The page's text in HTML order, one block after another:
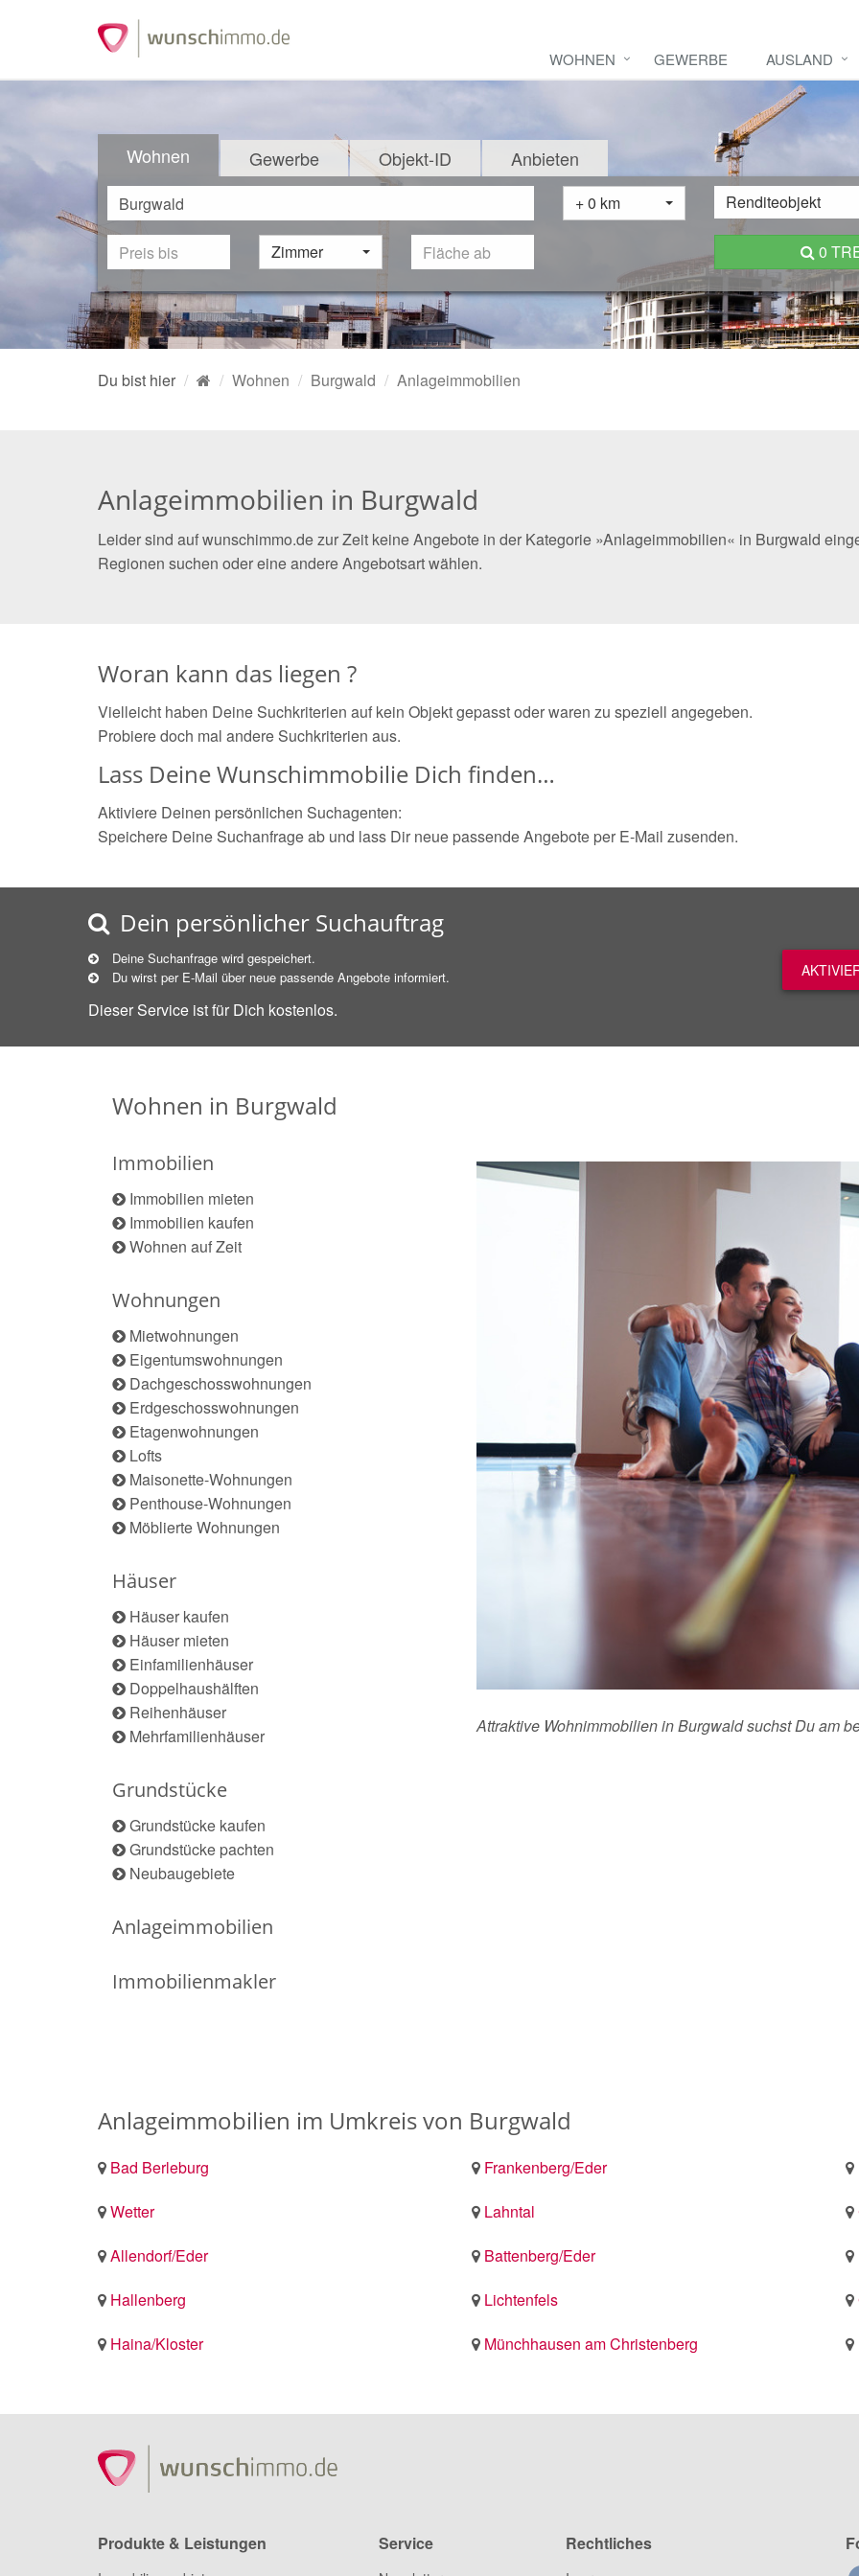
WOHNEN GEWERBE AUSLAND
Wohnen Gewerbe Objekt-ID Anbieten
+ 0 km Renditeobjekt
Zimmer 0
Du bist hier Wohnen Burgwald Anlageimmobilien
Anlageimmobilien in Burgwald
Leider sind auf wunschimmo.de zur Zeit keine Angebote in der Kategorie »Anlageimmobilien« in Burgwald
Regionen suchen oder eine andere Angebotsart wählen.
Woran kann das liegen ?
Vielleicht haben Deine Suchkriterien auf kein Objekt gepasst oder waren zu speziell angegeben.
Probiere doch mal andere Suchkriterien aus.
Lass Deine Wunschimmobilie Dich finden…
Aktiviere Deinen persönlichen Suchagenten:
Speichere Deine Suchanfrage ab und lass Dir neue passende Angebote per E-Mail zusenden.
Dein persönlicher Suchauftrag
Deine Suchanfrage wird gespeichert.
Du wirst per E-Mail über neue passende Angebote informiert.
Dieser Service ist für Dich kostenlos.
Wohnen in Burgwald
Immobilien
Immobilien mieten
Immobilien kaufen
Wohnen auf Zeit
Wohnungen
Mietwohnungen
Eigentumswohnungen
Dachgeschosswohnungen
Erdgeschosswohnungen
Etagenwohnungen
Lofts
Maisonette-Wohnungen
Penthouse-Wohnungen
Möblierte Wohnungen
Häuser
Häuser kaufen
Häuser mieten
Einfamilienhäuser
Doppelhaushälften
Reihenhäuser
Mehrfamilienhäuser
Grundstücke
Grundstücke kaufen
Grundstücke pachten
Neubaugebiete
Anlageimmobilien
Immobilienmakler
Attraktive Wohnimmobilien in Burgwald suchst Du am
Anlageimmobilien im Umkreis von Burgwald
Bad Berleburg Frankenberg/Eder
Wetter
Lahntal
Allendorf/Eder
Battenberg/Eder
Hallenberg
Lichtenfels
Haina/Kloster
Münchhausen am Christenberg
Produkte & Leistungen Service Rechtliches